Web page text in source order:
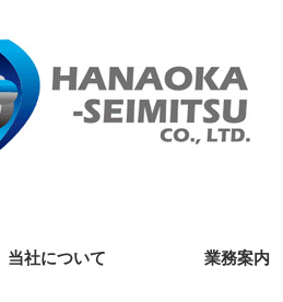
当社について 業務案内